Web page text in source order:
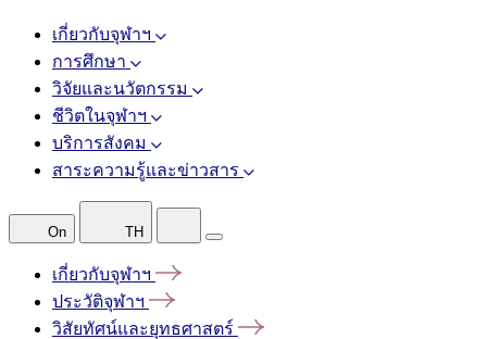
เกี่ยวกับจุฬาฯ
การศึกษา
วิจัยและนวัตกรรม
ชีวิตในจุฬาฯ
บริการสังคม
สาระความรู้และข่าวสาร
On TH
เกี่ยวกับจุฬาฯ
ประวัติจุฬาฯ
วิสัยทัศน์และยุทธศาสตร์